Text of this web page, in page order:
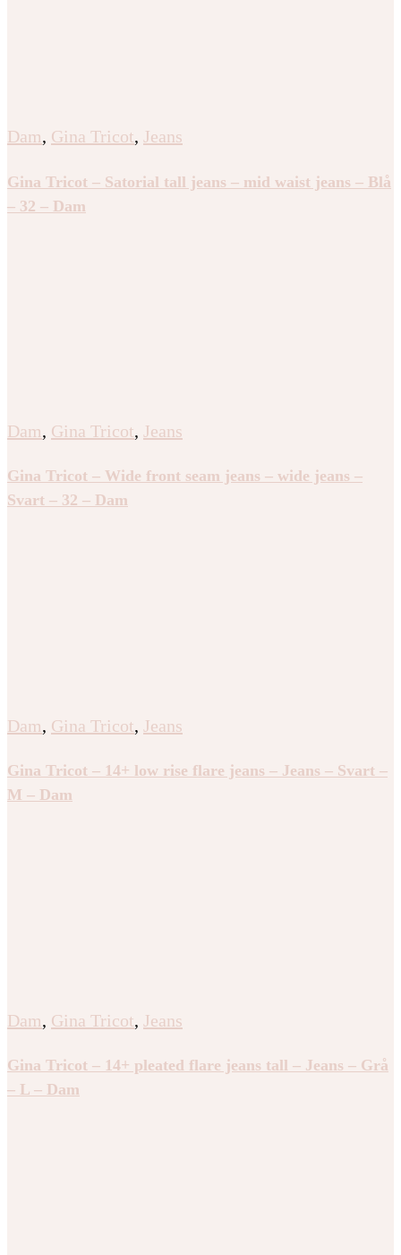
Dam, Gina Tricot, Jeans
Gina Tricot – Satorial tall jeans – mid waist jeans – Blå
– 32 – Dam
Dam, Gina Tricot, Jeans
Gina Tricot – Wide front seam jeans – wide jeans –
Svart – 32 – Dam
Dam, Gina Tricot, Jeans
Gina Tricot – 14+ low rise flare jeans – Jeans – Svart –
M – Dam
Dam, Gina Tricot, Jeans
Gina Tricot – 14+ pleated flare jeans tall – Jeans – Grå
– L – Dam